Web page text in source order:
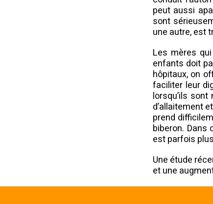
peut aussi
sont
une autre, est
Les mères
enfants doit
hôpitaux, on
faciliter leur
lorsqu’ils
d’allaitement
prend
biberon. Dans
est parfois
Une étude
et une